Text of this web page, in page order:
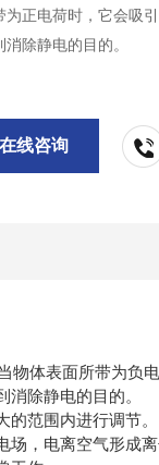
为正电荷时，它会吸
除静电的目的。
线咨询
物体表面所带为负
除静电的目的。
范围内进行调节。
，电离空气形成